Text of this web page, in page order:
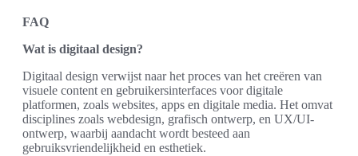
FAQ
Wat is digitaal design?
Digitaal design verwijst naar het proces van het creëren van
visuele content en gebruikersinterfaces voor digitale
platformen, zoals websites, apps en digitale media. Het omvat
disciplines zoals webdesign, grafisch ontwerp, en UX/UI-
ontwerp, waarbij aandacht wordt besteed aan
gebruiksvriendelijkheid en esthetiek.